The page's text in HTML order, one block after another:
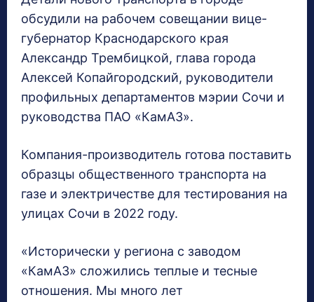
обсудили на рабочем совещании вице-
губернатор Краснодарского края
Александр Трембицкой, глава города
Алексей Копайгородский, руководители
профильных департаментов мэрии Сочи и
руководства ПАО «КамАЗ».
Компания-производитель готова поставить
образцы общественного транспорта на
газе и электричестве для тестирования на
улицах Сочи в 2022 году.
«Исторически у региона с заводом
«КамАЗ» сложились теплые и тесные
отношения. Мы много лет